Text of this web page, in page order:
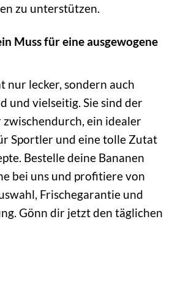
zu unterstützen.
Muss für eine ausgewogene
nur lecker, sondern auch
und vielseitig. Sie sind der
zwischendurch, ein idealer
Sportler und eine tolle Zutat
Bestelle deine Bananen
bei uns und profitiere von
Frischegarantie und
Gönn dir jetzt den täglichen